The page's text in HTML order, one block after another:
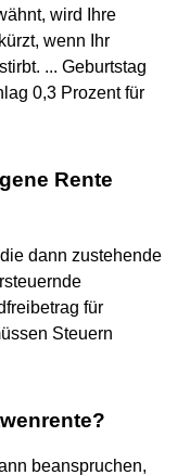
wird Ihre
wenn Ihr
... Geburtstag
0,3 Prozent für
Rente
dann zustehende
für
Steuern
beanspruchen,